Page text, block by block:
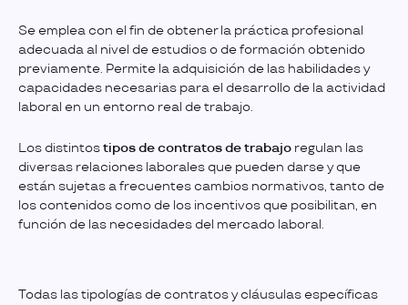
Se emplea con el fin de obtener la práctica profesional
adecuada al nivel de estudios o de formación obtenido
previamente. Permite la adquisición de las habilidades y
capacidades necesarias para el desarrollo de la actividad
laboral en un entorno real de trabajo.
Los distintostipos de contratos de trabajo regulan las
diversas relaciones laborales que pueden darse y que
están sujetas a frecuentes cambios normativos, tanto de
los contenidos como de los incentivos que posibilitan, en
función de las necesidades del mercado laboral.
Todas las tipologías de contratos y cláusulas específicas